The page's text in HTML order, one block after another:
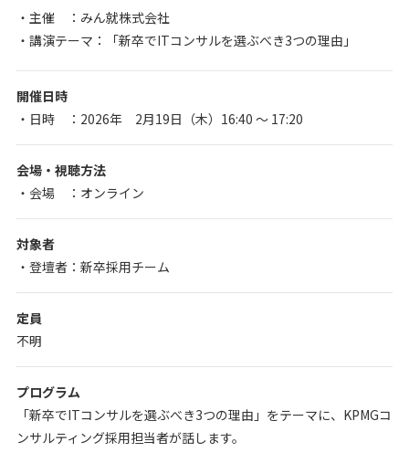
・主催 ：みん就株式会社
・講演テーマ：「新卒でITコンサルを選ぶべき3つの理由」
開催日時
・日時 ：2026年 2月19日（木）16:40 ～ 17:20
会場・視聴方法
・会場 ：オンライン
対象者
・登壇者：新卒採用チーム
定員
不明
プログラム
「新卒でITコンサルを選ぶべき3つの理由」をテーマに、KPMGコ
ンサルティング採用担当者が話します。